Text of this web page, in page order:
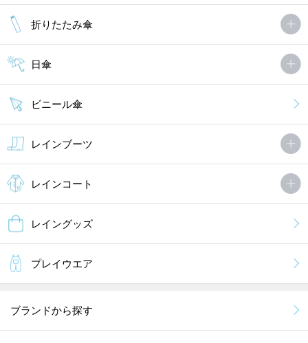
折りたたみ傘
日傘
ビニール傘
レインブーツ
レインコート
レイングッズ
プレイウエア
ブランドから探す